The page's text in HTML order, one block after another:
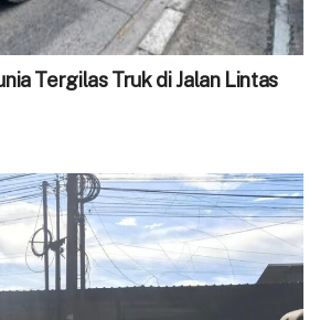
Tergilas Truk di Jalan Lintas